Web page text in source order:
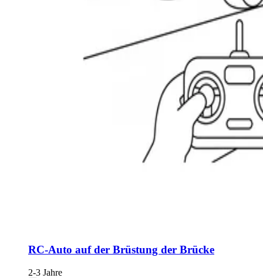
RC-Auto auf der Brüstung der Brücke
2-3 Jahre